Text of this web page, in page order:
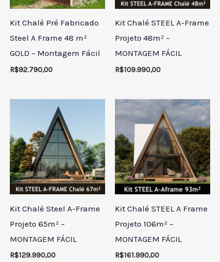
Kit Chalé Pré Fabricado
Steel A Frame 48 m²
GOLD – Montagem Fácil
R$92.790,00
Kit Chalé STEEL A-Frame
Projeto 48m² –
MONTAGEM FÁCIL
R$109.990,00
Kit Chalé Steel A-Frame
Projeto 65m² –
MONTAGEM FÁCIL
R$129.990,00
Kit Chalé STEEL A Frame
Projeto 106m² –
MONTAGEM FÁCIL
R$161.990,00